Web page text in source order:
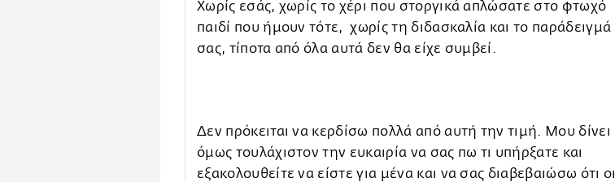
Χωρίς εσάς, χωρίς το χέρι που στοργικά απλώσατε στο φτωχό
παιδί που ήμουν τότε, χωρίς τη διδασκαλία και το παράδειγμά
σας, τίποτα από όλα αυτά δεν θα είχε συμβεί.
Δεν πρόκειται να κερδίσω πολλά από αυτή την τιμή. Μου δίνει
όμως τουλάχιστον την ευκαιρία να σας πω τι υπήρξατε και
εξακολουθείτε να είστε για μένα και να σας διαβεβαιώσω ότι οι